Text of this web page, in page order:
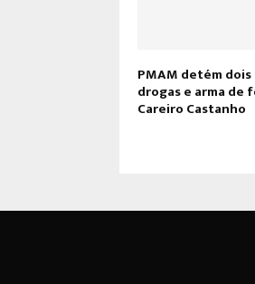
PMAM detém
drogas e arma de
Careiro Castanho